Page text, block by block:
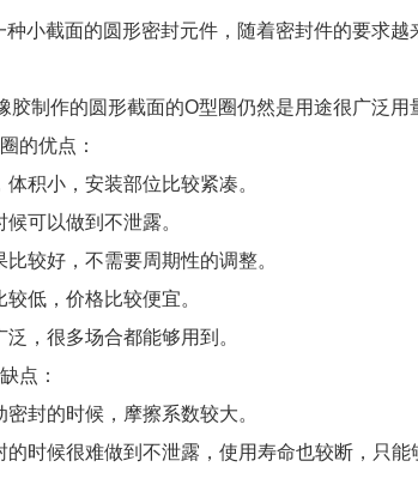
种小截面的圆形密封元件，随着密封件的要求
胶制作的圆形截面的O型圈仍然是用途很广泛用
的优点：
体积小，安装部位比较紧凑。
可以做到不泄露。
比较好，不需要周期性的调整。
低，价格比较便宜。
泛，很多场合都能够用到。
点：
密封的时候，摩擦系数较大。
的时候很难做到不泄露，使用寿命也较断，只